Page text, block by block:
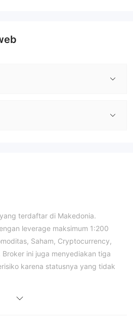
terdaftar di Makedonia.
leverage maksimum 1:200
Saham, Cryptocurrency,
ini juga menyediakan tiga
karena statusnya yang tidak
Legal?